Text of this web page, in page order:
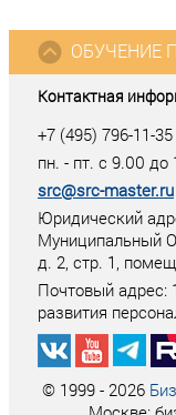
Контактная
+7 (495) 796-11-35
пн. - пт. с 9.00 до
src@src-master.ru
Юридический
Муниципальный
д. 2, стр. 1,
Почтовый адрес:
развития
ОБУЧЕНИЕ
© 1999 - 2026